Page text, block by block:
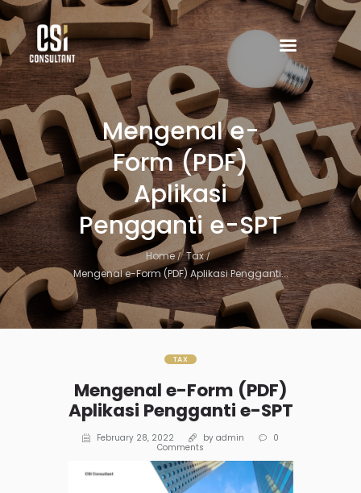
Mengenal e-
Form (PDF)
Aplikasi
Pengganti e-SPT
Home
Tax
Mengenal e-Form (PDF) Aplikasi Pengganti...
TAX
Mengenal e-Form (PDF)
Aplikasi Pengganti e-SPT
February 28, 2022 by admin
0
Comments